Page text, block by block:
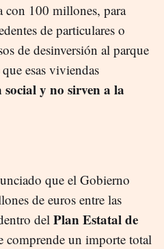
con 100 millones, para
de particulares o
de desinversión al parque
esas viviendas
y no sirven a la
que el Gobierno
de euros entre las
del Plan Estatal de
comprende un importe total